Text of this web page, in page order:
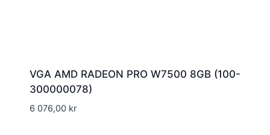
VGA AMD RADEON PRO W7500 8GB (100-
300000078)
6 076,00 kr